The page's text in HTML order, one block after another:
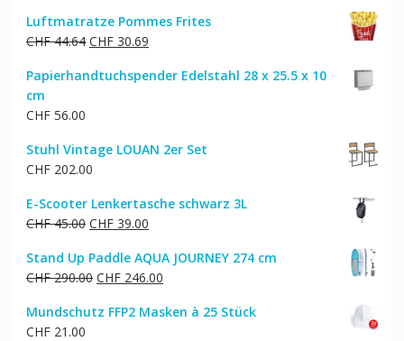
Luftmatratze Pommes Frites
CHF44.64 Ursprünglicher
war:
CHF30.69Aktueller
ist:
Papierhandtuchspender Edelstahl 28 x 25.5 x 10
cm
CHF56.00
Stuhl Vintage LOUAN 2er Set
CHF202.00
E-Scooter Lenkertasche schwarz 3L
CHF45.00 Ursprünglicher
war:
CHF 45.00
CHF39.00Aktueller
ist:
CHF 39.00.
Stand Up Paddle AQUA JOURNEY 274 cm
CHF290.00 Ursprünglicher
war:
CHF246.00Aktueller
ist:
Mundschutz FFP2 Masken à 25 Stück
CHF21.00